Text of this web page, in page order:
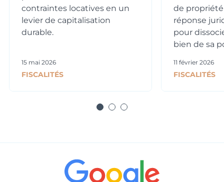
contraintes locatives en un
levier de capitalisation
durable.
15 mai 2026
FISCALITÉS
de
réponse
pour
bien de sa
11 février 2026
FISCALITÉS